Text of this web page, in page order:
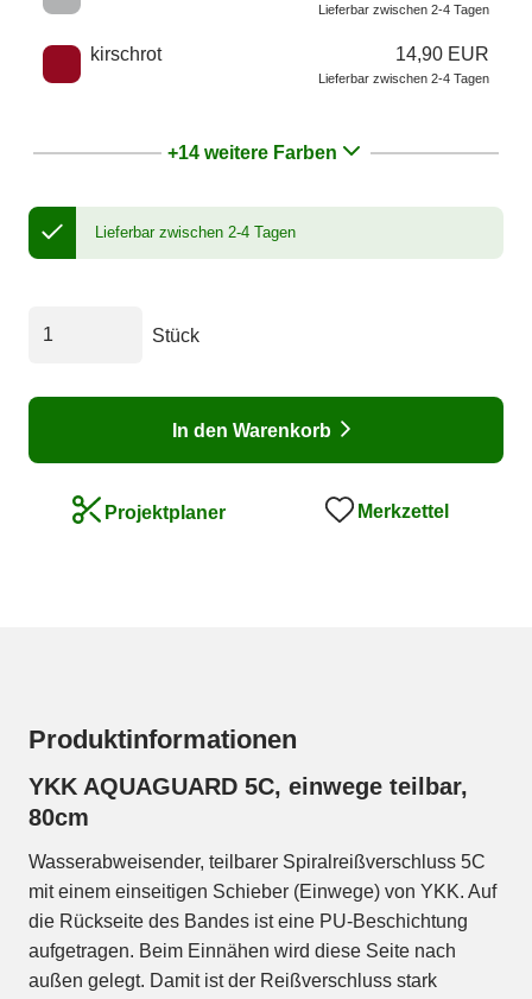
Lieferbar zwischen 2-4 Tagen
kirschrot 14,90 EUR
Lieferbar zwischen 2-4 Tagen
+14 weitere Farben
Lieferbar zwischen 2-4 Tagen
Stück
In den Warenkorb
Projektplaner Merkzettel
Produktinformationen
YKK AQUAGUARD 5C, einwege teilbar,
80cm
Wasserabweisender, teilbarer Spiralreißverschluss 5C
mit einem einseitigen Schieber (Einwege) von YKK. Auf
die Rückseite des Bandes ist eine PU-Beschichtung
aufgetragen. Beim Einnähen wird diese Seite nach
außen gelegt. Damit ist der Reißverschluss stark